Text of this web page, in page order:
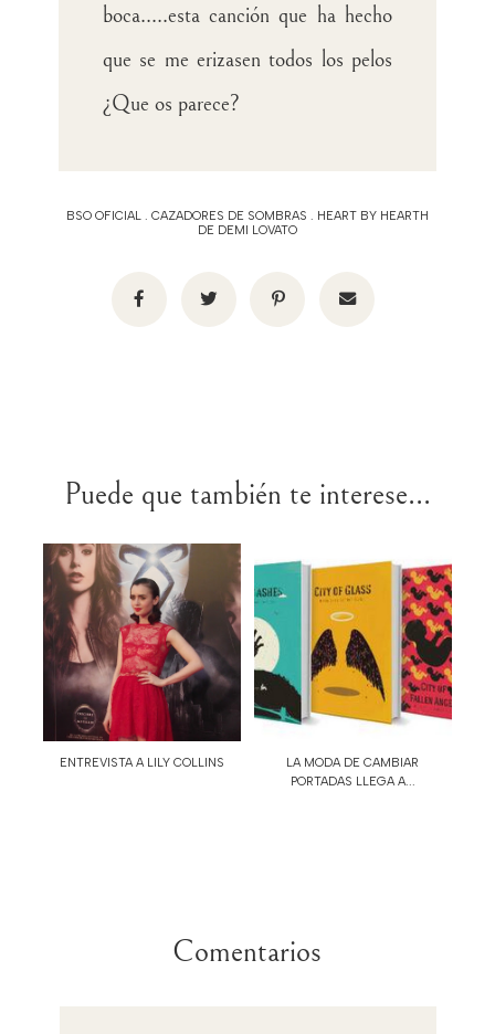
boca.....esta canción que ha hecho
que se me erizasen todos los pelos
¿Que os parece?
BSO OFICIAL. CAZADORES DE SOMBRAS . HEART BY HEARTH
DE DEMI LOVATO
Puede que también te interese...
ENTREVISTA A LILY COLLINS
LA MODA DE CAMBIAR
PORTADAS LLEGA A...
Comentarios